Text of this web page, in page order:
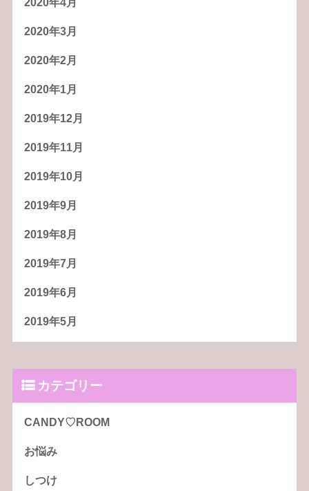
2020年4月
2020年3月
2020年2月
2020年1月
2019年12月
2019年11月
2019年10月
2019年9月
2019年8月
2019年7月
2019年6月
2019年5月
カテゴリー
CANDY♡ROOM
お悩み
しつけ